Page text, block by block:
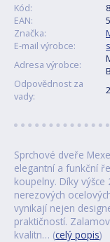
Kód:
EAN:
Značka:
E-mail výrobce:
Adresa výrobce:
Odpovědnost za
vady:
Sprchové dveře
elegantní a funkční
koupelny. Díky
nerezových
vynikají nejen
praktičností.
kvalitn… (celý popis)